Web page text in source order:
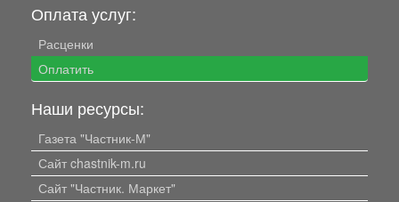
Оплата услуг:
Расценки
Оплатить
Наши ресурсы:
Газета "Частник-М"
Сайт chastnik-m.ru
Сайт "Частник. Маркет"